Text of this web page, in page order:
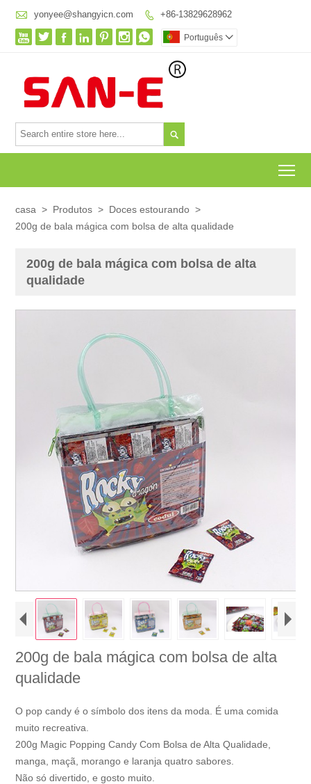
 yonyee@shangyicn.com  +86-13829628962
       Português 

casa > Produtos > Doces estourando >
200g de bala mágica com bolsa de alta qualidade
200g de bala mágica com bolsa de alta
qualidade
200g de bala mágica com bolsa de alta
qualidade
O pop candy é o símbolo dos itens da moda. É uma comida
muito recreativa.
200g Magic Popping Candy Com Bolsa de Alta Qualidade,
manga, maçã, morango e laranja quatro sabores.
Não só divertido, e gosto muito.